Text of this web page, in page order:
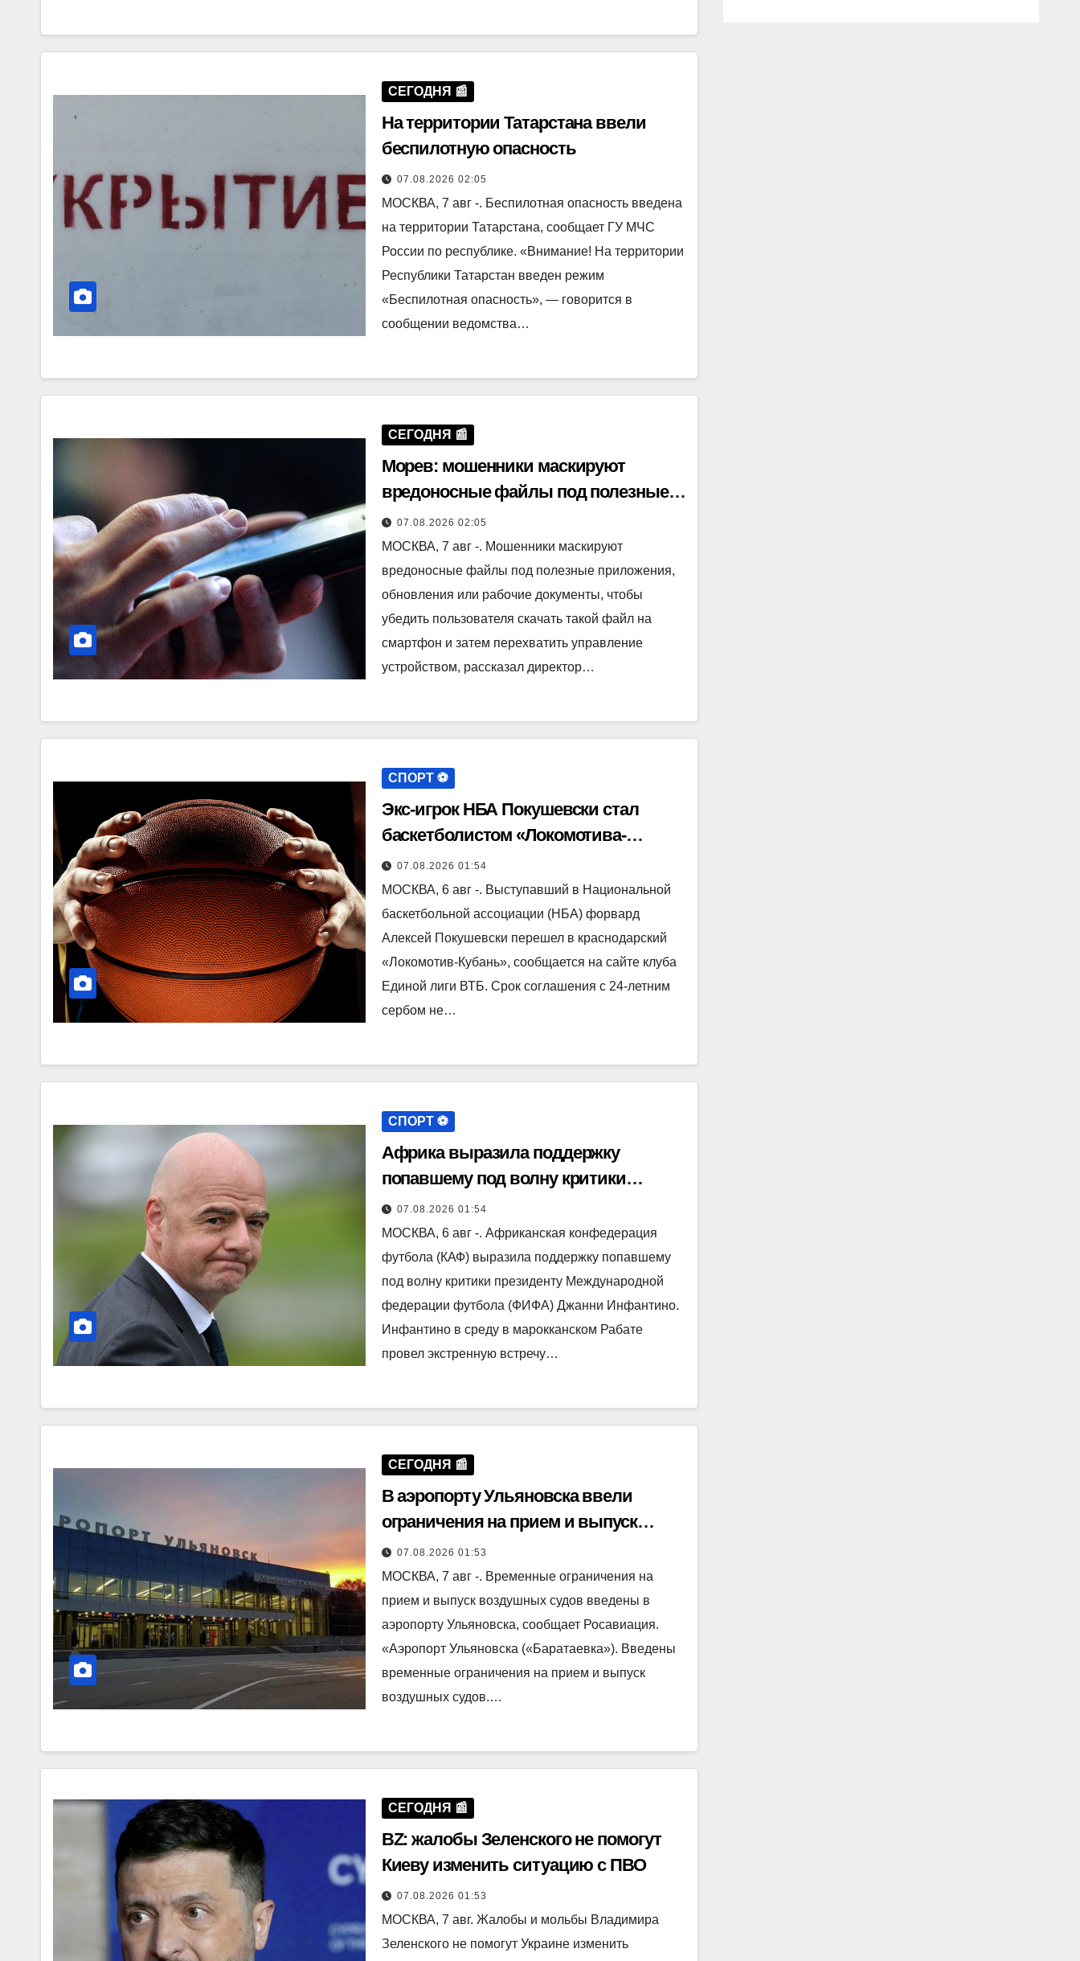
СЕГОДНЯ 📰
На территории Татарстана ввели
беспилотную опасность
07.08.2026 02:05
МОСКВА, 7 авг -. Беспилотная опасность введена
на территории Татарстана, сообщает ГУ МЧС
России по республике. «Внимание! На территории
Республики Татарстан введен режим
«Беспилотная опасность», — говорится в
сообщении ведомства…
СЕГОДНЯ 📰
Морев: мошенники маскируют
вредоносные файлы под полезные
приложения
07.08.2026 02:05
МОСКВА, 7 авг -. Мошенники маскируют
вредоносные файлы под полезные приложения,
обновления или рабочие документы, чтобы
убедить пользователя скачать такой файл на
смартфон и затем перехватить управление
устройством, рассказал директор…
СПОРТ ⚽️
Экс-игрок НБА Покушевски стал
баскетболистом «Локомотива-
Кубани»
07.08.2026 01:54
МОСКВА, 6 авг -. Выступавший в Национальной
баскетбольной ассоциации (НБА) форвард
Алексей Покушевски перешел в краснодарский
«Локомотив-Кубань», сообщается на сайте клуба
Единой лиги ВТБ. Срок соглашения с 24-летним
сербом не…
СПОРТ ⚽️
Африка выразила поддержку
попавшему под волну критики
Инфантино
07.08.2026 01:54
МОСКВА, 6 авг -. Африканская конфедерация
футбола (КАФ) выразила поддержку попавшему
под волну критики президенту Международной
федерации футбола (ФИФА) Джанни Инфантино.
Инфантино в среду в марокканском Рабате
провел экстренную встречу…
СЕГОДНЯ 📰
В аэропорту Ульяновска ввели
ограничения на прием и выпуск
самолетов
07.08.2026 01:53
МОСКВА, 7 авг -. Временные ограничения на
прием и выпуск воздушных судов введены в
аэропорту Ульяновска, сообщает Росавиация.
«Аэропорт Ульяновска («Баратаевка»). Введены
временные ограничения на прием и выпуск
воздушных судов.…
СЕГОДНЯ 📰
BZ: жалобы Зеленского не помогут
Киеву изменить ситуацию с ПВО
07.08.2026 01:53
МОСКВА, 7 авг. Жалобы и мольбы Владимира
Зеленского не помогут Украине изменить